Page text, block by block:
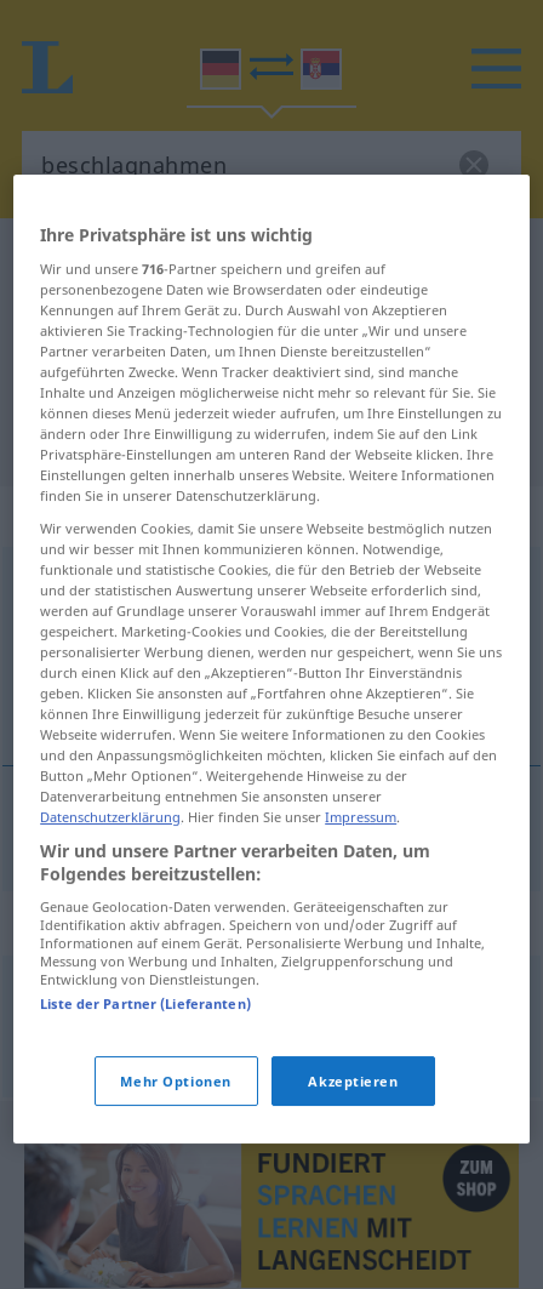
Deutsch-Serbisch Übersetzung für
"beschlagnahmen"
"beschlagnahmen" Serbisch
Übersetzung
„beschlagnahmen“
beschlagnahmen
Übersicht aller Übersetzungen
(Für mehr Details die Übersetzung anklicken/antippen)
запленити
beschlagnahmen
Synonyme für "beschlagnahmen"
sichern,einziehen
© OpenThesaurus.de
Ihre Privatsphäre ist uns wichtig
Wir und unsere716-Partner speichern und greifen auf
personenbezogene Daten wie Browserdaten oder eindeutige
Kennungen auf Ihrem Gerät zu. Durch Auswahl von Akzeptieren
aktivieren Sie Tracking-Technologien für die unter „Wir und unsere
Partner verarbeiten Daten, um Ihnen Dienste bereitzustellen“
aufgeführten Zwecke. Wenn Tracker deaktiviert sind, sind manche
Inhalte und Anzeigen möglicherweise nicht mehr so relevant für Sie. Sie
können dieses Menü jederzeit wieder aufrufen, um Ihre Einstellungen zu
ändern oder Ihre Einwilligung zu widerrufen, indem Sie auf den Link
Privatsphäre-Einstellungen am unteren Rand der Webseite klicken. Ihre
Einstellungen gelten innerhalb unseres Website. Weitere Informationen
finden Sie in unserer Datenschutzerklärung.
Wir verwenden Cookies, damit Sie unsere Webseite bestmöglich nutzen
und wir besser mit Ihnen kommunizieren können. Notwendige,
funktionale und statistische Cookies, die für den Betrieb der Webseite
und der statistischen Auswertung unserer Webseite erforderlich sind,
werden auf Grundlage unserer Vorauswahl immer auf Ihrem Endgerät
gespeichert. Marketing-Cookies und Cookies, die der Bereitstellung
personalisierter Werbung dienen, werden nur gespeichert, wenn Sie uns
durch einen Klick auf den „Akzeptieren“-Button Ihr Einverständnis
geben. Klicken Sie ansonsten auf „Fortfahren ohne Akzeptieren“. Sie
können Ihre Einwilligung jederzeit für zukünftige Besuche unserer
Webseite widerrufen. Wenn Sie weitere Informationen zu den Cookies
und den Anpassungsmöglichkeiten möchten, klicken Sie einfach auf den
Button „Mehr Optionen“. Weitergehende Hinweise zu der
Datenverarbeitung entnehmen Sie ansonsten unserer
Datenschutzerklärung. Hier finden Sie unserImpressum.
Wir und unsere Partner verarbeiten Daten, um
Folgendes bereitzustellen:
Genaue Geolocation-Daten verwenden. Geräteeigenschaften zur
Identifikation aktiv abfragen. Speichern von und/oder Zugriff auf
Informationen auf einem Gerät. Personalisierte Werbung und Inhalte,
Messung von Werbung und Inhalten, Zielgruppenforschung und
Entwicklung von Dienstleistungen.
Liste der Partner (Lieferanten)
Mehr Optionen Akzeptieren